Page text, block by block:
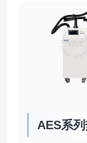
AES系